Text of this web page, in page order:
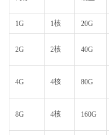
1G 1核 20G
2G 2核 40G
4G 4核 80G
8G 4核 160G